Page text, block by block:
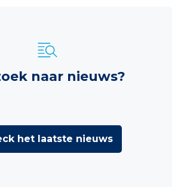
naar nieuws?
het laatste nieuws